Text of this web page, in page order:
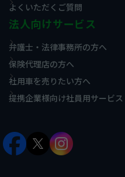
よくいただくご質問
法人向けサービス
弁護士・法律事務所の方へ
保険代理店の方へ
社用車を売りたい方へ
提携企業様向け社員用サービス